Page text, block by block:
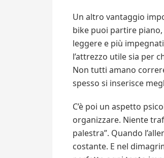
Un altro vantaggio
bike puoi partire
leggere e più
l’attrezzo utile sia per
Non tutti amano
spesso si inserisce
C’è poi un aspetto
organizzare. Niente
palestra”. Quando
costante. E nel